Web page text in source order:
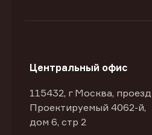
Центральный офис
115432, г Москва, проезд
Проектируемый 4062-й,
дом 6, стр 2